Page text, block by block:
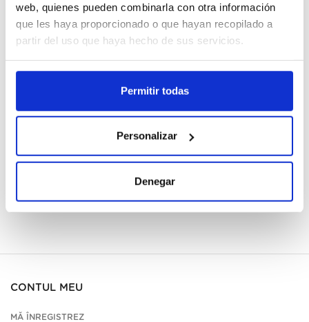
web, quienes pueden combinarla con otra información
que les haya proporcionado o que hayan recopilado a
partir del uso que haya hecho de sus servicios.
Permitir todas
Personalizar
Denegar
446556
Cajas
Vezi fișa tehnică
CONTUL MEU
MĂ ÎNREGISTREZ